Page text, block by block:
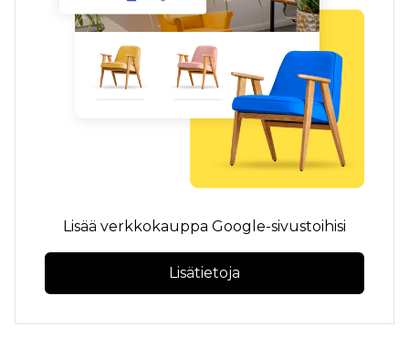
Lisää verkkokauppa Google-sivustoihisi
Lisätietoja